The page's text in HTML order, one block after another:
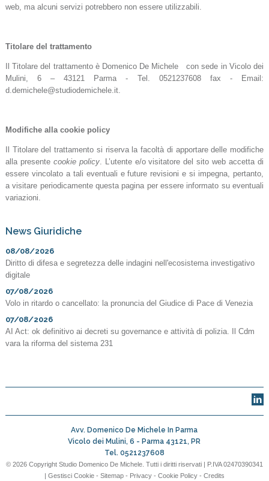
web, ma alcuni servizi potrebbero non essere utilizzabili.
Titolare del trattamento
Il Titolare del trattamento è Domenico De Michele con sede in Vicolo dei
Mulini, 6 – 43121 Parma - Tel. 0521237608 fax - Email:
d.demichele@studiodemichele.it.
Modifiche alla cookie policy
Il Titolare del trattamento si riserva la facoltà di apportare delle modifiche
alla presente cookie policy. L’utente e/o visitatore del sito web accetta di
essere vincolato a tali eventuali e future revisioni e si impegna, pertanto,
a visitare periodicamente questa pagina per essere informato su eventuali
variazioni.
News Giuridiche
08/08/2026
Diritto di difesa e segretezza delle indagini nell'ecosistema investigativo
digitale
07/08/2026
Volo in ritardo o cancellato: la pronuncia del Giudice di Pace di Venezia
07/08/2026
AI Act: ok definitivo ai decreti su governance e attività di polizia. Il Cdm
vara la riforma del sistema 231
Avv. Domenico De Michele In Parma
Vicolo dei Mulini, 6 - Parma 43121, PR
Tel. 0521237608
© 2026 Copyright Studio Domenico De Michele. Tutti i diritti riservati | P.IVA 02470390341
Gestisci Cookie- Sitemap- Privacy- Cookie Policy- Credits